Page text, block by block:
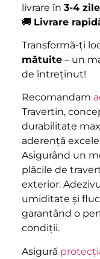
livrare în 3-4 zile
🚚 Livrare
Transformă-ți
mătuite– un
de întreținut!
Recomandam
Travertin,
durabilitate
aderență
Asigurând un
plăcile de
exterior.
umiditate și
garantând o
condiții.
Asigură